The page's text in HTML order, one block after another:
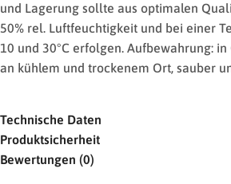
und Lagerung sollte aus optimalen
50% rel. Luftfeuchtigkeit und bei einer
10 und 30°C erfolgen. Aufbewahrung:
an kühlem und trockenem Ort, sauber
Technische Daten
Produktsicherheit
Bewertungen (0)